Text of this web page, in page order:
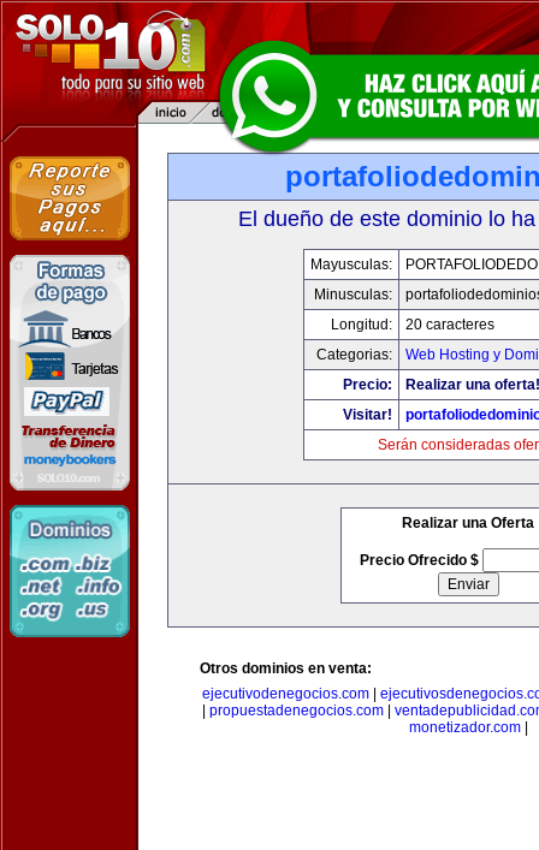
El dueño de este dominio lo
Mayusculas:
Minusculas:
Longitud:
20 caracteres
Categorias:
Web Hosting y
Precio:
Realizar una oferta!
Visitar!
Serán consideradas
Realizar una Oferta
Precio Ofrecido $
Otros dominios en venta:
ejecutivodenegocios.com|
propuestadenegocios.com
monetizador.com|